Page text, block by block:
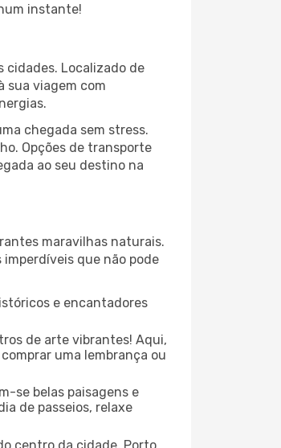
instante!
cidades. Localizado de
sua viagem com
chegada sem stress.
Opções de transporte
ao seu destino na
maravilhas naturais.
que não pode
e encantadores
de arte vibrantes! Aqui,
uma lembrança ou
se belas paisagens e
de passeios, relaxe